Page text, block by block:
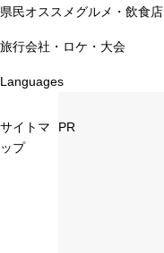
県民オススメグルメ・飲食店
旅行会社・ロケ・大会
Languages
サイトマ
ップ
PR